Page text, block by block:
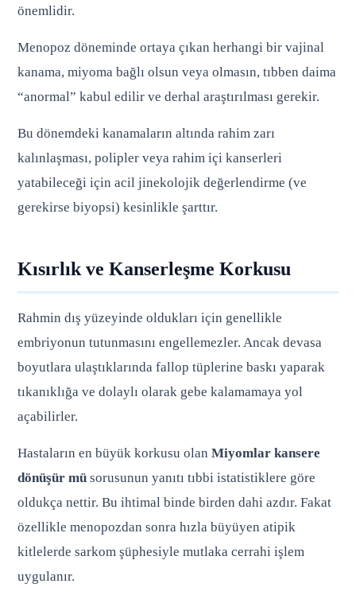
önemlidir.
Menopoz döneminde ortaya çıkan herhangi bir vajinal
kanama, miyoma bağlı olsun veya olmasın, tıbben daima
“anormal” kabul edilir ve derhal araştırılması gerekir.
Bu dönemdeki kanamaların altında rahim zarı
kalınlaşması, polipler veya rahim içi kanserleri
yatabileceği için acil jinekolojik değerlendirme (ve
gerekirse biyopsi) kesinlikle şarttır.
Kısırlık ve Kanserleşme Korkusu
Rahmin dış yüzeyinde oldukları için genellikle
embriyonun tutunmasını engellemezler. Ancak devasa
boyutlara ulaştıklarında fallop tüplerine baskı yaparak
tıkanıklığa ve dolaylı olarak gebe kalamamaya yol
açabilirler.
Hastaların en büyük korkusu olanMiyomlar kansere
dönüşür mü sorusunun yanıtı tıbbi istatistiklere göre
oldukça nettir. Bu ihtimal binde birden dahi azdır. Fakat
özellikle menopozdan sonra hızla büyüyen atipik
kitlelerde sarkom şüphesiyle mutlaka cerrahi işlem
uygulanır.